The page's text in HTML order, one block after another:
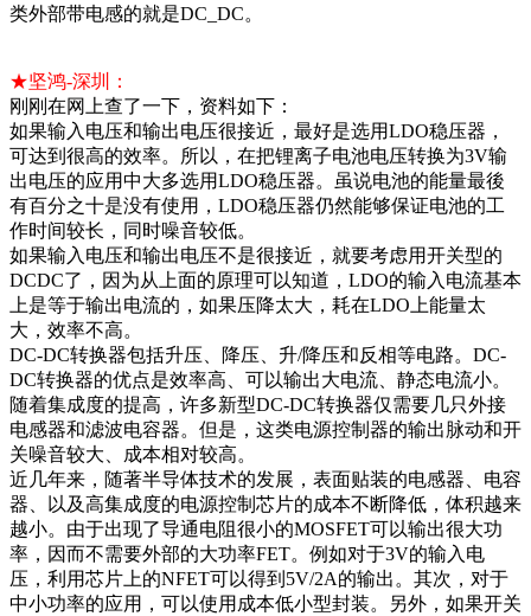
类外部带电感的就是DC_DC。
★坚鸿-深圳：
刚刚在网上查了一下，资料如下：
如果输入电压和输出电压很接近，最好是选用LDO稳压器，
可达到很高的效率。所以，在把锂离子电池电压转换为3V输
出电压的应用中大多选用LDO稳压器。虽说电池的能量最後
有百分之十是没有使用，LDO稳压器仍然能够保证电池的工
作时间较长，同时噪音较低。
如果输入电压和输出电压不是很接近，就要考虑用开关型的
DCDC了，因为从上面的原理可以知道，LDO的输入电流基本
上是等于输出电流的，如果压降太大，耗在LDO上能量太
大，效率不高。
DC-DC转换器包括升压、降压、升/降压和反相等电路。DC-
DC转换器的优点是效率高、可以输出大电流、静态电流小。
随着集成度的提高，许多新型DC-DC转换器仅需要几只外接
电感器和滤波电容器。但是，这类电源控制器的输出脉动和开
关噪音较大、成本相对较高。
近几年来，随著半导体技术的发展，表面贴装的电感器、电容
器、以及高集成度的电源控制芯片的成本不断降低，体积越来
越小。由于出现了导通电阻很小的MOSFET可以输出很大功
率，因而不需要外部的大功率FET。例如对于3V的输入电
压，利用芯片上的NFET可以得到5V/2A的输出。其次，对于
中小功率的应用，可以使用成本低小型封装。另外，如果开关